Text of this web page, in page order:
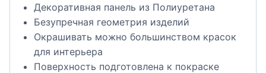
Декоративная панель из Полиуретана
Безупречная геометрия изделий
Окрашивать можно большинством красок
для интерьера
Поверхность подготовлена к покраске